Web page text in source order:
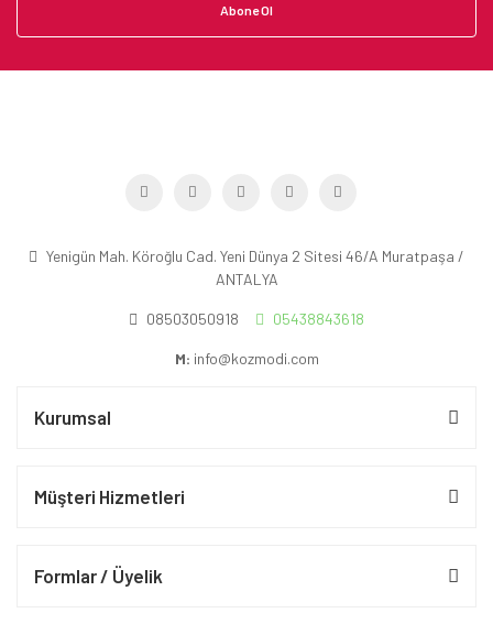
Abone Ol
Yenigün Mah. Köroğlu Cad. Yeni Dünya 2 Sitesi 46/A Muratpaşa /
ANTALYA
08503050918 05438843618
M: info@kozmodi.com
Kurumsal
Müşteri Hizmetleri
Formlar / Üyelik